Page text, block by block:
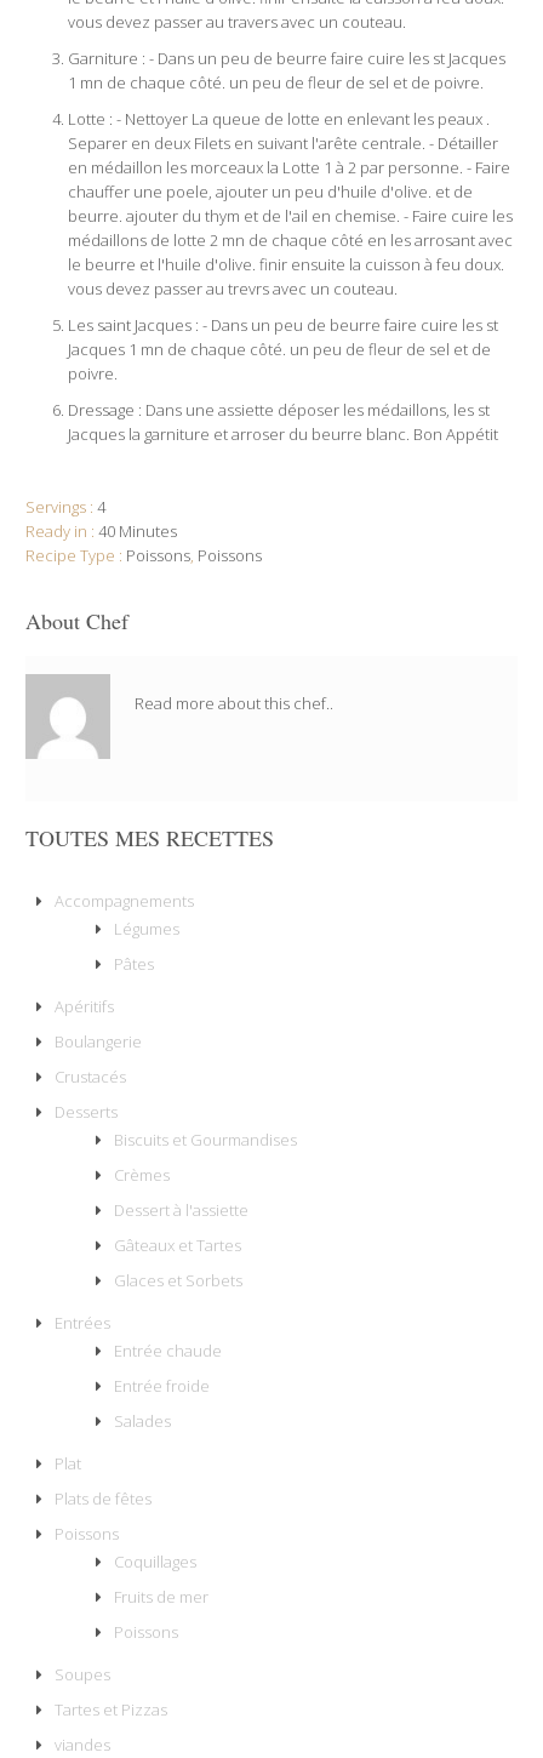
vous devez passer au travers avec un couteau.
Garniture : - Dans un peu de beurre faire cuire les st Jacques
1 mn de chaque côté. un peu de fleur de sel et de poivre.
Lotte : - Nettoyer La queue de lotte en enlevant les peaux .
Separer en deux Filets en suivant l'arête centrale. - Détailler
en médaillon les morceaux la Lotte 1 à 2 par personne. - Faire
chauffer une poele, ajouter un peu d'huile d'olive. et de
beurre. ajouter du thym et de l'ail en chemise. - Faire cuire les
médaillons de lotte 2 mn de chaque côté en les arrosant avec
le beurre et l'huile d'olive. finir ensuite la cuisson à feu doux.
vous devez passer au trevrs avec un couteau.
Les saint Jacques : - Dans un peu de beurre faire cuire les st
Jacques 1 mn de chaque côté. un peu de fleur de sel et de
poivre.
Dressage : Dans une assiette déposer les médaillons, les st
Jacques la garniture et arroser du beurre blanc. Bon Appétit
Servings :4
Ready in :40 Minutes
Recipe Type : Poissons, Poissons
About Chef
Read more about this chef..
TOUTES MES RECETTES
Accompagnements
Légumes
Pâtes
Apéritifs
Boulangerie
Crustacés
Desserts
Biscuits et Gourmandises
Crèmes
Dessert à l'assiette
Gâteaux et Tartes
Glaces et Sorbets
Entrées
Entrée chaude
Entrée froide
Salades
Plat
Plats de fêtes
Poissons
Coquillages
Fruits de mer
Poissons
Soupes
Tartes et Pizzas
viandes